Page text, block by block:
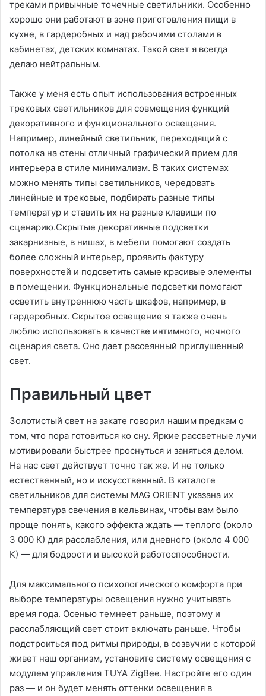
треками привычные точечные светильники. Особенно
хорошо они работают в зоне приготовления пищи в
кухне, в гардеробных и над рабочими столами в
кабинетах, детских комнатах. Такой свет я всегда
делаю нейтральным.
Также у меня есть опыт использования встроенных
трековых светильников для совмещения функций
декоративного и функционального освещения.
Например, линейный светильник, переходящий с
потолка на стены отличный графический прием для
интерьера в стиле минимализм. В таких системах
можно менять типы светильников, чередовать
линейные и трековые, подбирать разные типы
температур и ставить их на разные клавиши по
сценарию.Скрытые декоративные подсветки
закарнизные, в нишах, в мебели помогают создать
более сложный интерьер, проявить фактуру
поверхностей и подсветить самые красивые элементы
в помещении. Функциональные подсветки помогают
осветить внутреннюю часть шкафов, например, в
гардеробных. Скрытое освещение я также очень
люблю использовать в качестве интимного, ночного
сценария света. Оно дает рассеянный приглушенный
свет.
Правильный цвет
Золотистый свет на закате говорил нашим предкам о
том, что пора готовиться ко сну. Яркие рассветные лучи
мотивировали быстрее проснуться и заняться делом.
На нас свет действует точно так же. И не только
естественный, но и искусственный. В каталоге
светильников для системы MAG ORIENT указана их
температура свечения в кельвинах, чтобы вам было
проще понять, какого эффекта ждать — теплого (около
3 000 К) для расслабления, или дневного (около 4 000
К) — для бодрости и высокой работоспособности.
Для максимального психологического комфорта при
выборе температуры освещения нужно учитывать
время года. Осенью темнеет раньше, поэтому и
расслабляющий свет стоит включать раньше. Чтобы
подстроиться под ритмы природы, в созвучии с которой
живет наш организм, установите систему освещения с
модулем управления TUYA ZigBee. Настройте его один
раз — и он будет менять оттенки освещения в